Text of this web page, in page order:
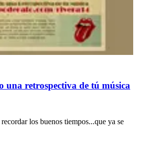
una retrospectiva de tú música
los buenos tiempos...que ya se